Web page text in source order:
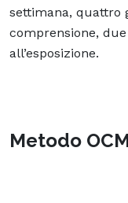
settimana, quattro
comprensione,
all’esposizione.
Metodo